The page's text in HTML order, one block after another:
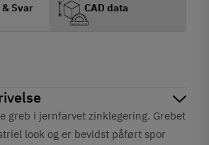
greb i jernfarvet zinklegering. Grebet
look og er bevidst påført spor
Svar CAD data